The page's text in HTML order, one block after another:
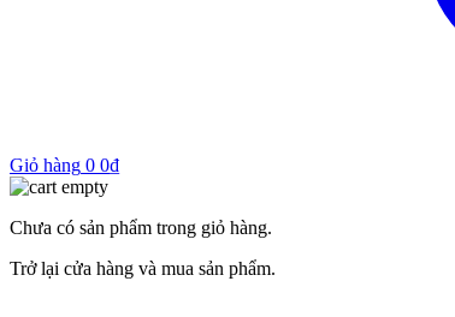
Giỏ hàng 0 0₫
Chưa có sản phẩm trong giỏ hàng.
Trở lại cửa hàng và mua sản phẩm.